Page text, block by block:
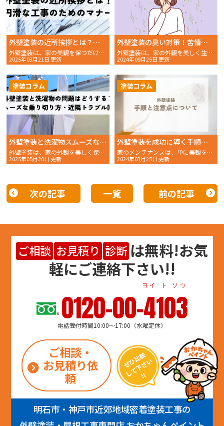
外壁塗装の近所挨拶とは？円滑な工事のためのマナー
外壁塗装は、家の美観を保つだけでなく、建物の寿命を延ばすた
2025年03月21日 更新
外壁塗装の臭い対策！苦情を防ぐために知っておこう！
外壁塗装は、家の外観を美しく生まれ変わらせるだけでなく、建
2024年09月25日 更新
外壁塗装と洗濯物スムーズな乗り切り方近隣トラブル回避策
外壁塗装は、家の外観を美しく保つための重要なメンテナンスで
2025年05月20日 更新
塗装コラム
外壁塗装を成功に導く手順と注意点について解説します！
家のメンテナンスは、単に美観を保つだけでなく、住まいの
2024年03月25日 更新
塗装コラム
次の記事 一覧 前の記事
ご相談 お見積り 診断 は無料!お気
軽にご連絡下さい!!
0120-00-4103
ヨイ ト ソウ
電話受付時間10:00～17:00（水曜定休）
ご相談・
お見積り依
頼
明石市・神戸市近郊地域密着塗装工事の